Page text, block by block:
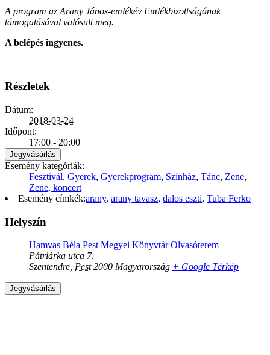
A program az Arany János-emlékév Emlékbizottságának
támogatásával valósult meg.
A belépés ingyenes.
Részletek
Dátum:
2018-03-24
Időpont:
17:00 - 20:00
Jegyvásárlás
Esemény kategóriák:
Fesztivál, Gyerek, Gyerekprogram, Színház, Tánc, Zene,
Zene, koncert
Esemény címkék:arany, arany tavasz, dalos eszti, Tuba Ferko
Helyszín
Hamvas Béla Pest Megyei Könyvtár Olvasóterem
Pátriárka utca 7.
Szentendre, Pest 2000 Magyarország + Google Térkép
Jegyvásárlás